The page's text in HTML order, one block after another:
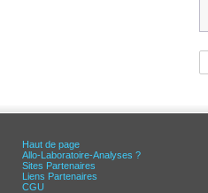
Haut de page
Allo-Laboratoire-Analyses ?
Sites Partenaires
Liens Partenaires
CGU